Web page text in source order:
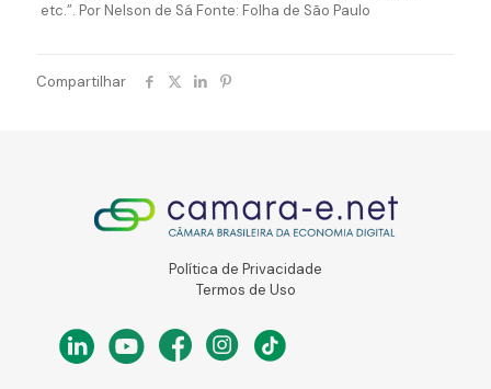
etc.”. Por Nelson de Sá Fonte: Folha de São Paulo
Compartilhar
Política de Privacidade
Termos de Uso